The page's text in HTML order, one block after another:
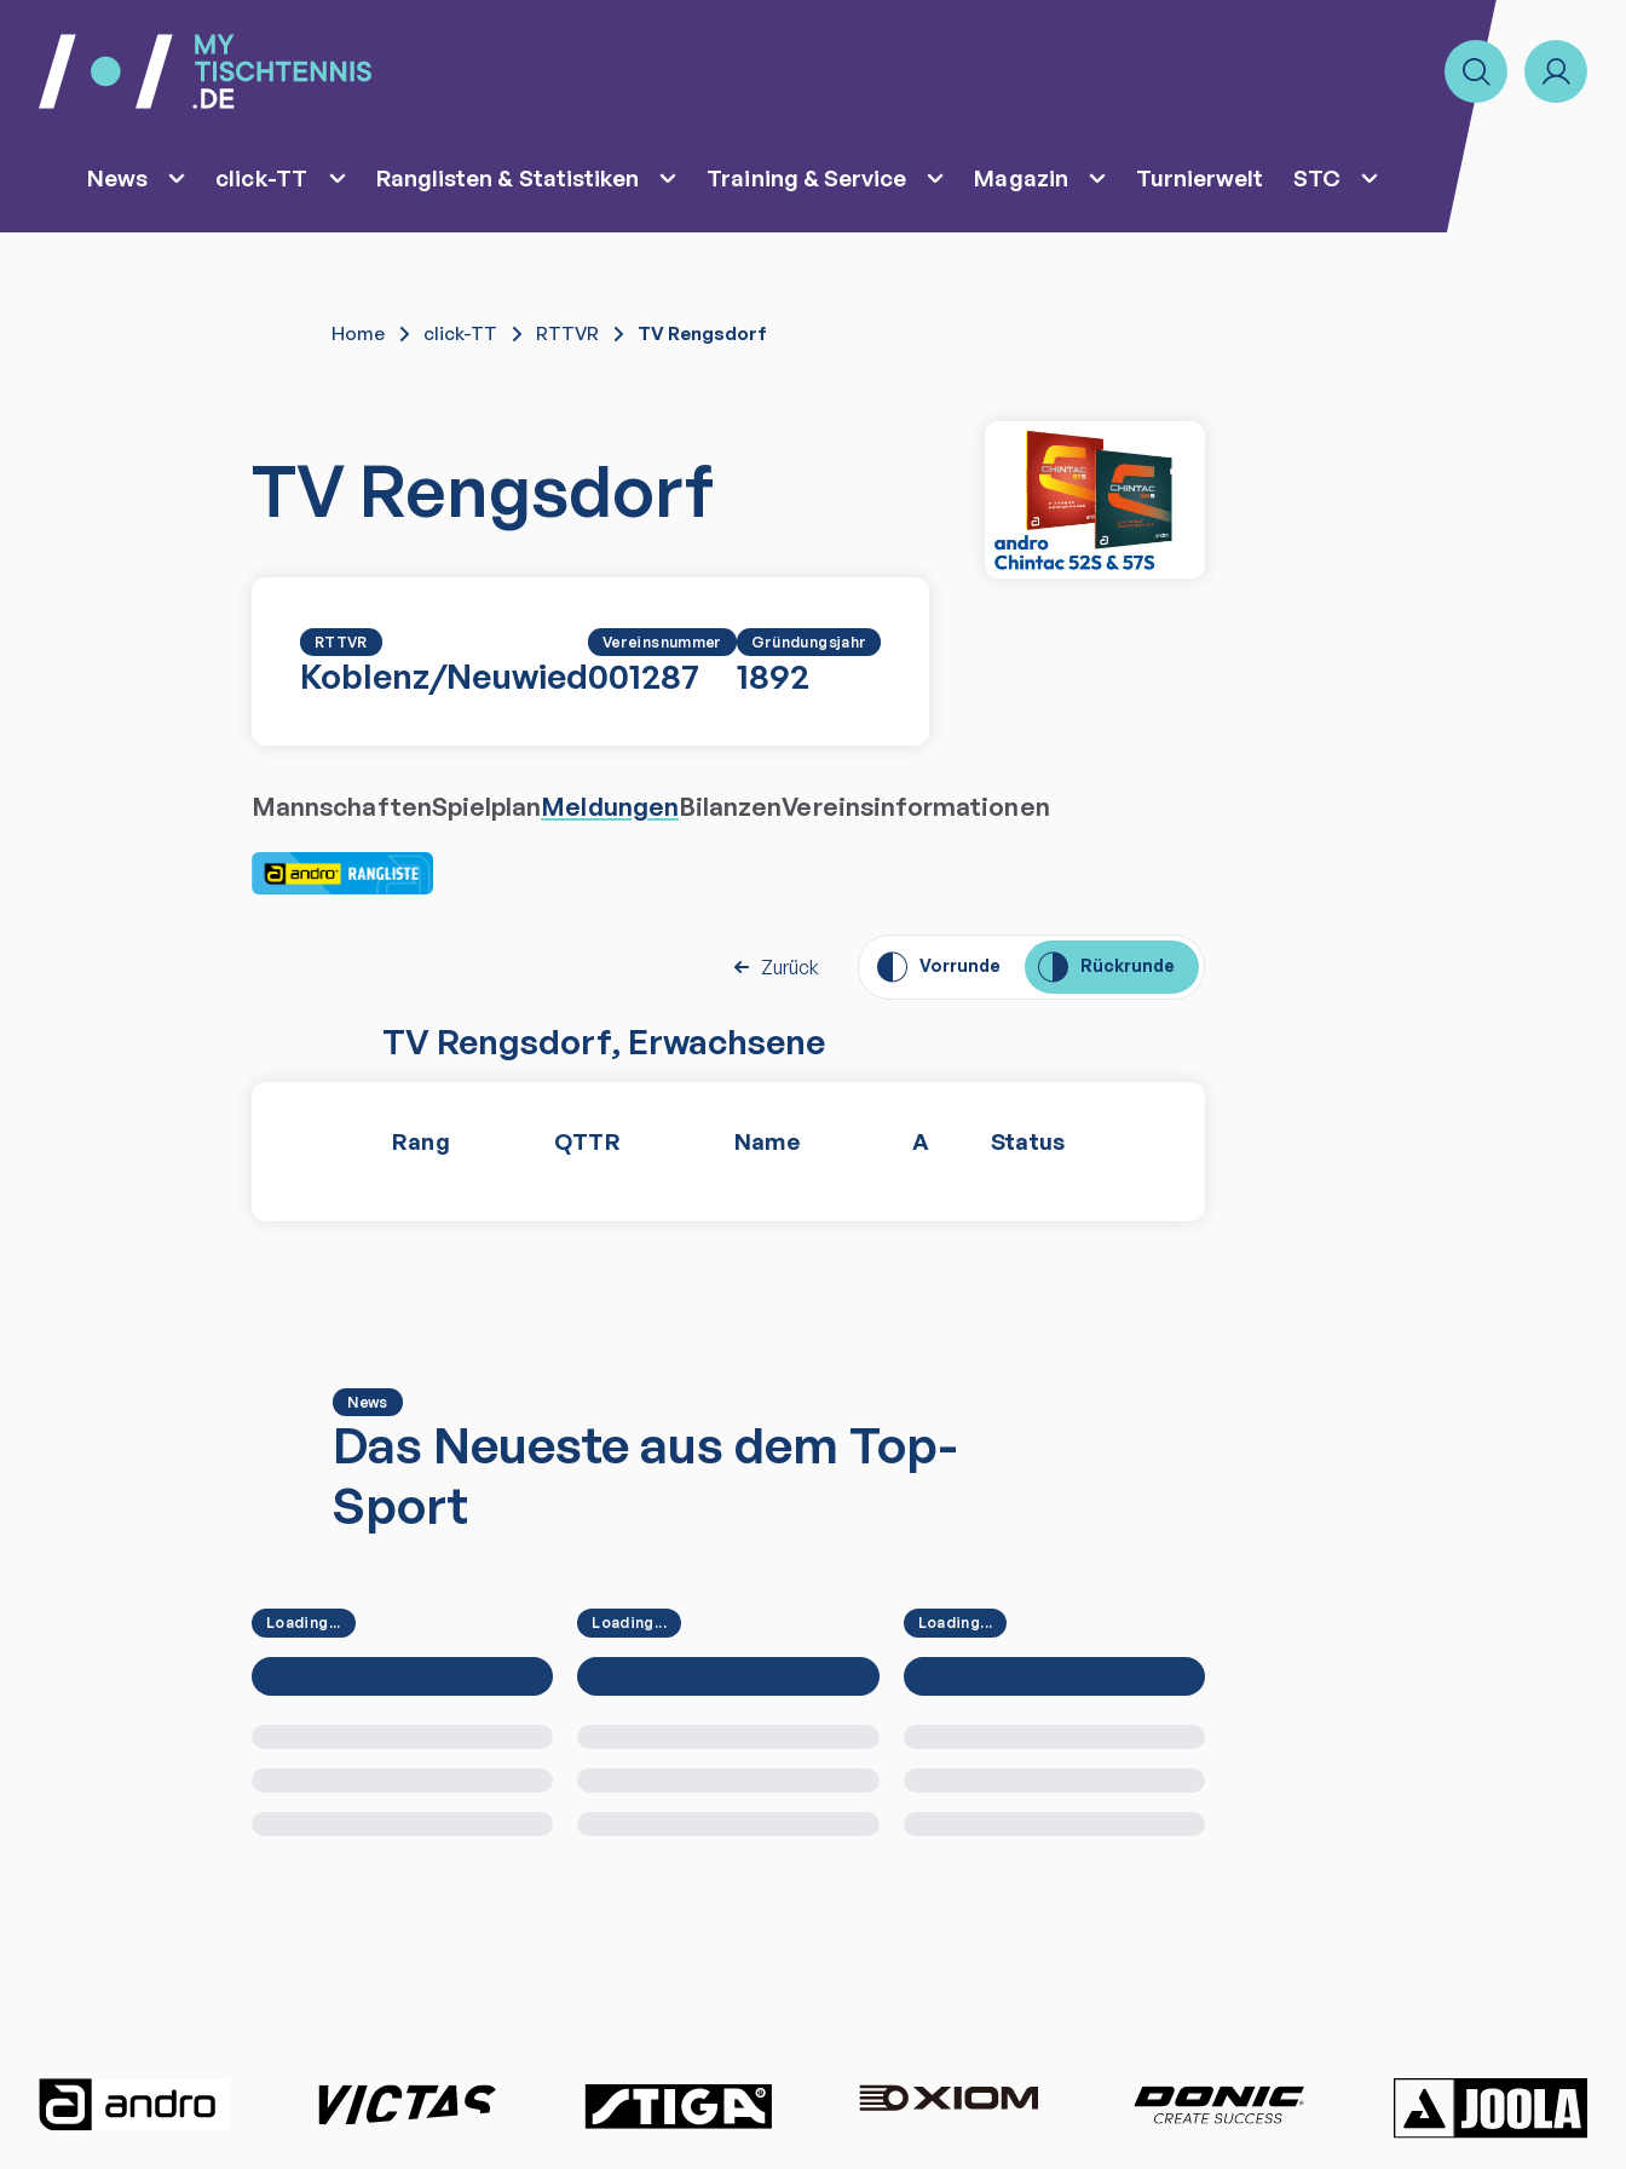
News click-TT Ranglisten & Statistiken Training & Service Magazin Turnierwelt STC
Home click-TT RTTVR TV Rengsdorf
TV Rengsdorf
RTTVR
Koblenz/Neuwied
Vereinsnummer
001287
Gründungsjahr
1892
MannschaftenSpielplanMeldungenBilanzenVereinsinformationen
Zurück Vorrunde Rückrunde
TV Rengsdorf, Erwachsene
Rang QTTR Name A Status
News
Das Neueste aus dem Top-
Sport
Loading... Loading... Loading...